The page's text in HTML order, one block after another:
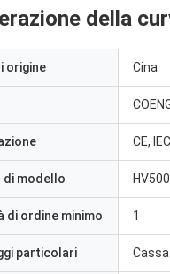
della
origine Cina
CE, IEC
di modello
di ordine minimo 1
particolari